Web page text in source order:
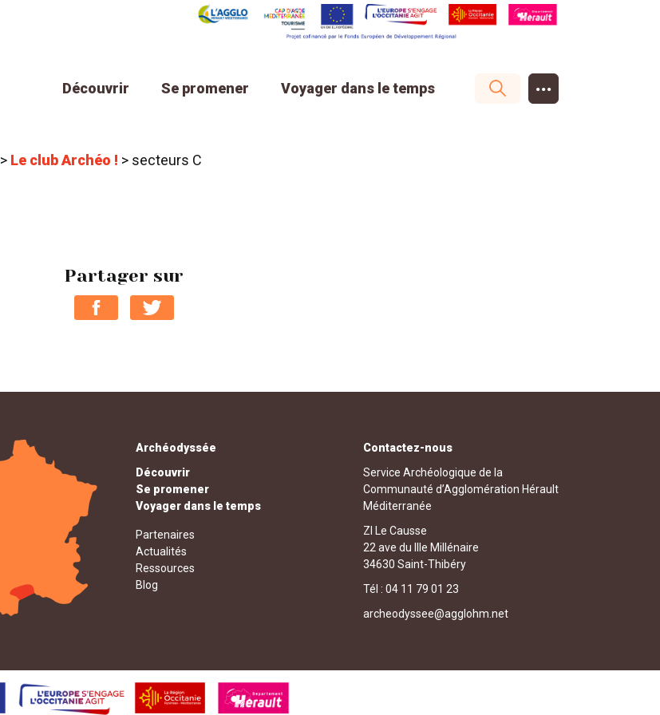
Découvrir Se promener Voyager dans le temps ...
> Le club Archéo ! > secteurs C
Partager sur
Archéodyssée
Découvrir
Se promener
Voyager dans le temps
Partenaires
Actualités
Ressources
Blog
Contactez-nous
Service Archéologique de la
Communauté d’Agglomération Hérault
Méditerranée
ZI Le Causse
22 ave du IIIe Millénaire
34630 Saint-Thibéry
Tél : 04 11 79 01 23
archeodyssee@agglohm.net